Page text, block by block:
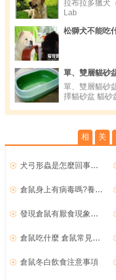
拉布拉多獵犬
Lab
松獅犬不能吃
單、雙層貓砂
擇貓砂盆 貓砂
相 关
犬弓形蟲是怎麼回事？（犬弓形蟲對孕婦的影響）
倉鼠身上有病毒嗎?養倉鼠的隱患介紹
發現倉鼠有厭食現象怎麼辦
倉鼠吃什麼 倉鼠常見的營養品
倉鼠冬白飲食注意事項